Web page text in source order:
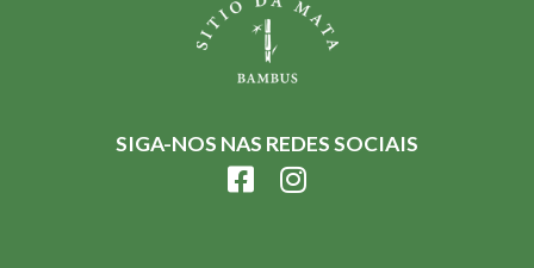
SIGA-NOS NAS REDES SOCIAIS